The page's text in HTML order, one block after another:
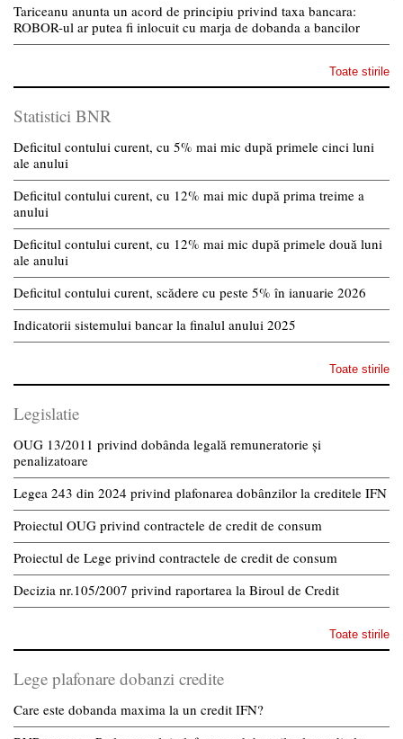
Tariceanu anunta un acord de principiu privind taxa bancara:
ROBOR-ul ar putea fi inlocuit cu marja de dobanda a bancilor
Toate stirile
Statistici BNR
Deficitul contului curent, cu 5% mai mic după primele cinci luni
ale anului
Deficitul contului curent, cu 12% mai mic după prima treime a
anului
Deficitul contului curent, cu 12% mai mic după primele două luni
ale anului
Deficitul contului curent, scădere cu peste 5% în ianuarie 2026
Indicatorii sistemului bancar la finalul anului 2025
Toate stirile
Legislatie
OUG 13/2011 privind dobânda legală remuneratorie și
penalizatoare
Legea 243 din 2024 privind plafonarea dobânzilor la creditele IFN
Proiectul OUG privind contractele de credit de consum
Proiectul de Lege privind contractele de credit de consum
Decizia nr.105/2007 privind raportarea la Biroul de Credit
Toate stirile
Lege plafonare dobanzi credite
Care este dobanda maxima la un credit IFN?